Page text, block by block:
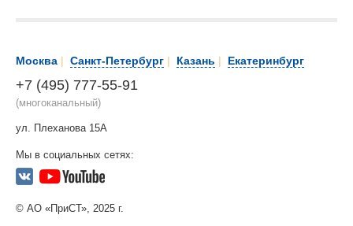
Москва | Санкт-Петербург | Казань | Екатеринбург
+7 (495) 777-55-91
(многоканальный)
ул. Плеханова 15А
Мы в социальных сетях:
© АО «ПриСТ», 2025 г.